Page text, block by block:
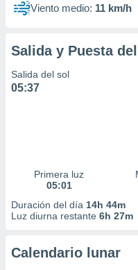
Viento medio: 11 km/h
Salida y Puesta del
Salida del sol
05:37
Primera luz
05:01
Duración del día 14h 44m
Luz diurna restante 6h 27m
Calendario lunar